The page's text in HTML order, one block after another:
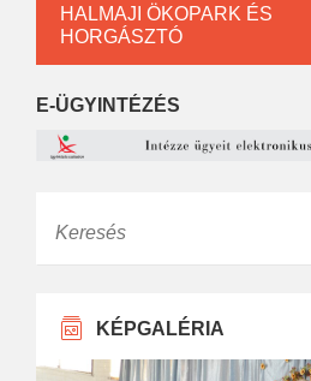
HALMAJI ÖKOPARK ÉS
HORGÁSZTÓ
E-ÜGYINTÉZÉS
KÉPGALÉRIA